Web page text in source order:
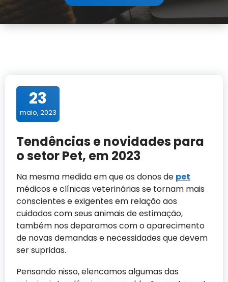
23
maio, 2023
Tendências e novidades para
o setor Pet, em 2023
Na mesma medida em que os donos de pet
médicos e clínicas veterinárias se tornam mais
conscientes e exigentes em relação aos
cuidados com seus animais de estimação,
também nos deparamos com o aparecimento
de novas demandas e necessidades que devem
ser supridas.
Pensando nisso, elencamos algumas das